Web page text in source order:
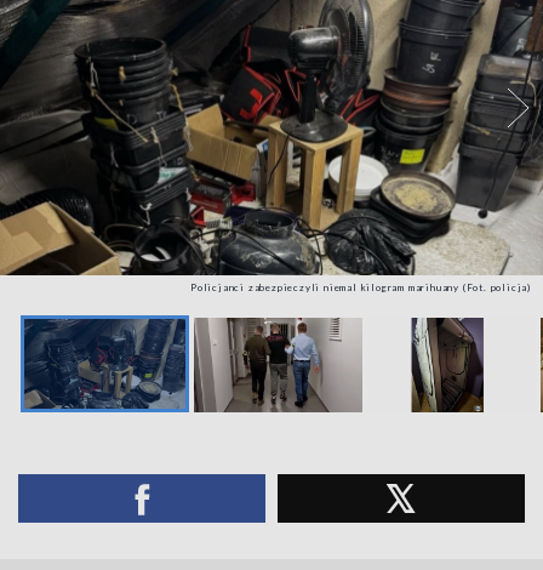
Policjanci zabezpieczyli niemal kilogram marihuany (Fot. policja)